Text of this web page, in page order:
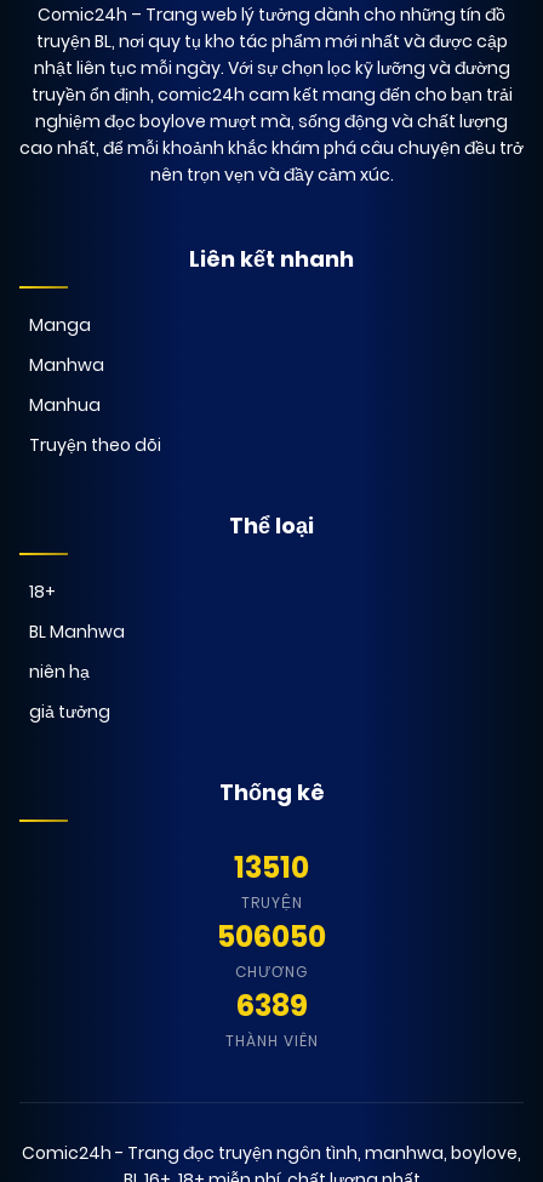
Comic24h – Trang web lý tưởng dành cho những tín đồ
truyện BL, nơi quy tụ kho tác phẩm mới nhất và được cập
nhật liên tục mỗi ngày. Với sự chọn lọc kỹ lưỡng và đường
truyền ổn định, comic24h cam kết mang đến cho bạn trải
nghiệm đọc boylove mượt mà, sống động và chất lượng
cao nhất, để mỗi khoảnh khắc khám phá câu chuyện đều trở
nên trọn vẹn và đầy cảm xúc.
Liên kết nhanh
Manga
Manhwa
Manhua
Truyện theo dõi
Thể loại
18+
BL Manhwa
niên hạ
giả tưởng
Thống kê
13510
TRUYỆN
506050
CHƯƠNG
6389
THÀNH VIÊN
Comic24h - Trang đọc truyện ngôn tình, manhwa, boylove,